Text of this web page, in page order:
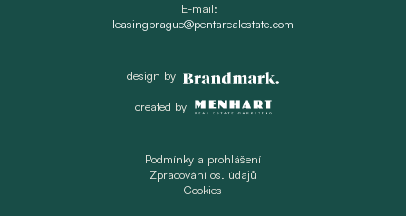
E-mail:
leasingprague@pentarealestate.com
design by
created by
Podmínky a prohlášení
Zpracování os. údajů
Cookies